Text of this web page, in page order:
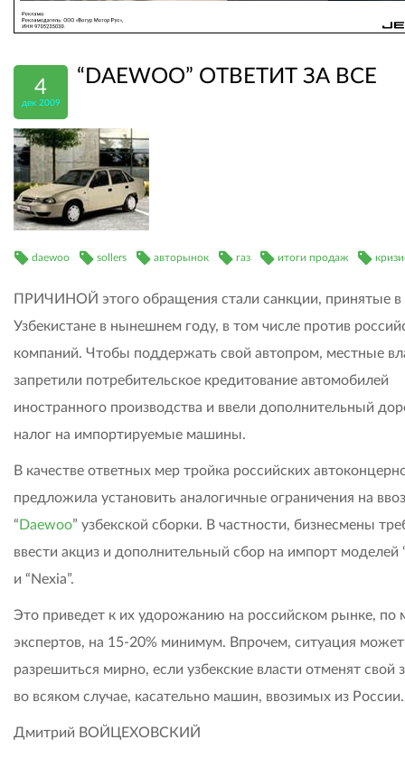
4
дек 2009
“DAEWOO” ОТВЕТИТ ЗА ВСЕ
daewoo sollers авторынок газ итоги продаж
ПРИЧИНОЙ этого обращения стали санкции, принятые в
Узбекистане в нынешнем году, в том числе против
компаний. Чтобы поддержать свой автопром, местные
запретили потребительское кредитование автомобилей
иностранного производства и ввели дополнительный
налог на импортируемые машины.
В качестве ответных мер тройка российских
предложила установить аналогичные ограничения на ввоз
“ Daewoo” узбекской сборки. В частности, бизнесмены
ввести акциз и дополнительный сбор на импорт моделей
и “Nexia”.
Это приведет к их удорожанию на российском рынке, по
экспертов, на 15-20% минимум. Впрочем, ситуация может
разрешиться мирно, если узбекские власти отменят свой
во всяком случае, касательно машин, ввозимых из России.
Дмитрий ВОЙЦЕХОВСКИЙ